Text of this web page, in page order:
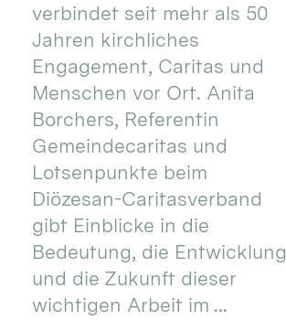
verbindet seit mehr als 50
Jahren kirchliches
Engagement, Caritas und
Menschen vor Ort. Anita
Borchers, Referentin
Gemeindecaritas und
Lotsenpunkte beim
Diözesan-Caritasverband
gibt Einblicke in die
Bedeutung, die Entwicklung
und die Zukunft dieser
wichtigen Arbeit im ...